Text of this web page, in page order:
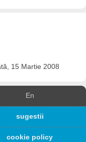
15 Martie 2008
En
sugestii
cookie policy